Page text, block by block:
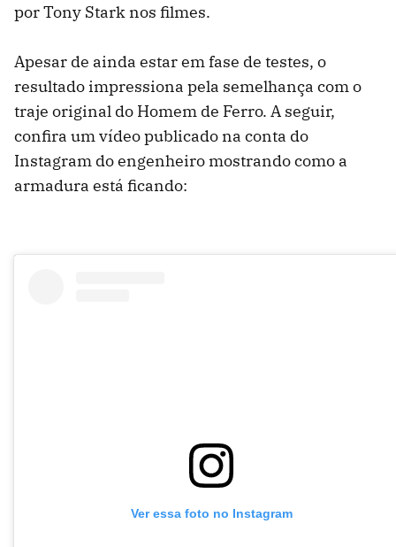
por Tony Stark nos filmes.
Apesar de ainda estar em fase de testes, o
resultado impressiona pela semelhança com o
traje original do Homem de Ferro. A seguir,
confira um vídeo publicado na conta do
Instagram do engenheiro mostrando como a
armadura está ficando:
Ver essa foto no Instagram